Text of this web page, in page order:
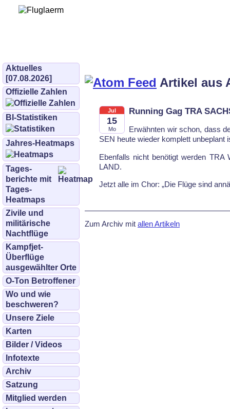
Aktuelles
[07.08.2026]
Offizielle Zahlen
BI-Statistiken
Jahres-Heatmaps
Tages­
berichte mit
Tages-
Heatmaps
Zivile und
militärische
Nachtflüge
Kampfjet-
Überflüge
ausgewählter Orte
O-Ton Betroffener
Wo und wie
beschweren?
Unsere Ziele
Karten
Bilder / Videos
Infotexte
Archiv
Satzung
Mitglied werden
Artikel aus
Jul
15
Mo
Running Gag TRA
Er­wähn­ten wir schon, dass
SEN heu­te wie­der kom­plett un­be­plant
Eben­falls nicht be­nö­tigt wer­den
LAND.
Jetzt al­le im Chor: „Die Flü­ge sind
Zum Archiv mit allen Artikeln